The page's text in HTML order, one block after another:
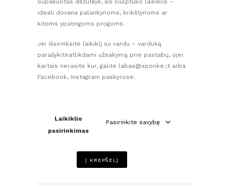
Supakuotas dėžutėje, šis čiulptuko laikiklis –
ideali dovana palankynoms, krikštynoms ar
kitoms ypatingoms progoms.
Jei išsirinksite laikiklį su vardu – varduką
parašykiteatlikdami užsakymą prie pastabų, ojei
kartais nerasite kur, galite labas@sponke.;t arba
Facebook, Instagram paskyrose.
Laikiklio
pasirinkimas
Į KREPŠELĮ